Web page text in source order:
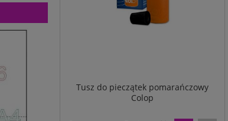
Tusz do pieczątek pomarańczowy
Colop